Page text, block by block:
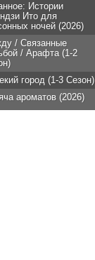
Истории
Ито для
ночей (2026)
/ Связанные
/ Арафта (1-2
город (1-3 Сезон)
ароматов (2026)